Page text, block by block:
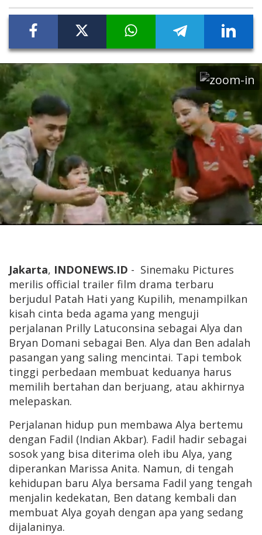
Jakarta, INDONEWS.ID - Sinemaku Pictures
merilis official trailer film drama terbaru
berjudul Patah Hati yang Kupilih, menampilkan
kisah cinta beda agama yang menguji
perjalanan Prilly Latuconsina sebagai Alya dan
Bryan Domani sebagai Ben. Alya dan Ben adalah
pasangan yang saling mencintai. Tapi tembok
tinggi perbedaan membuat keduanya harus
memilih bertahan dan berjuang, atau akhirnya
melepaskan.
Perjalanan hidup pun membawa Alya bertemu
dengan Fadil (Indian Akbar). Fadil hadir sebagai
sosok yang bisa diterima oleh ibu Alya, yang
diperankan Marissa Anita. Namun, di tengah
kehidupan baru Alya bersama Fadil yang tengah
menjalin kedekatan, Ben datang kembali dan
membuat Alya goyah dengan apa yang sedang
dijalaninya.